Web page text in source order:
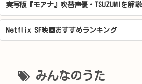
実写版『モアナ』吹替声優・TSUZUMIを解説
Netflix SF映画おすすめランキング
みんなのうた